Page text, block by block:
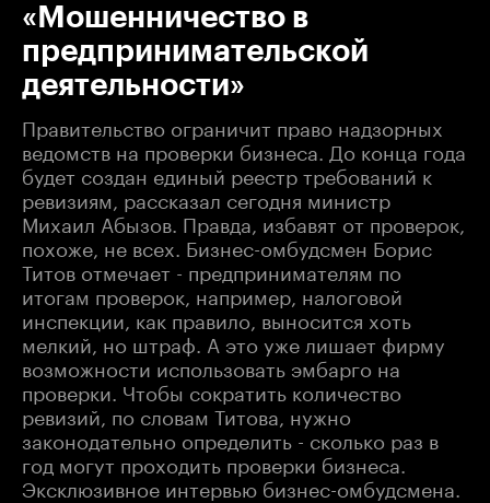
«Мошенничество в
предпринимательской
деятельности»
Правительство ограничит право надзорных
ведомств на проверки бизнеса. До конца года
будет создан единый реестр требований к
ревизиям, рассказал сегодня министр
Михаил Абызов. Правда, избавят от проверок,
похоже, не всех. Бизнес-омбудсмен Борис
Титов отмечает - предпринимателям по
итогам проверок, например, налоговой
инспекции, как правило, выносится хоть
мелкий, но штраф. А это уже лишает фирму
возможности использовать эмбарго на
проверки. Чтобы сократить количество
ревизий, по словам Титова, нужно
законодательно определить - сколько раз в
год могут проходить проверки бизнеса.
Эксклюзивное интервью бизнес-омбудсмена.